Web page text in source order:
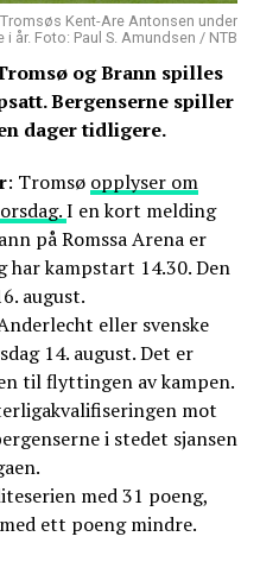
Kent-Are Antonsen under
år. Foto: Paul S. Amundsen / NTB
og Brann spilles
Bergenserne spiller
dager tidligere.
: Tromsø opplyser om
I en kort melding
på Romssa Arena er
har kampstart 14.30. Den
august.
eller svenske
14. august. Det er
til flyttingen av kampen.
mot
i stedet sjansen
med 31 poeng,
ett poeng mindre.